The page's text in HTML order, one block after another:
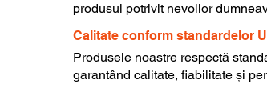
produsul potrivit nevoilor
Calitate conform standardelor
Produsele noastre respectă
garantând calitate, fiabilitate și